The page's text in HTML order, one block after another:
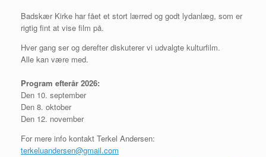
Badskær Kirke har fået et stort lærred og godt lydanlæg, som er
rigtig fint at vise film på.
Hver gang ser og derefter diskuterer vi udvalgte kulturfilm.
Alle kan være med.
Program efterår 2026:
Den 10. september
Den 8. oktober
Den 12. november
For mere info kontakt Terkel Andersen:
terkeluandersen@gmail.com